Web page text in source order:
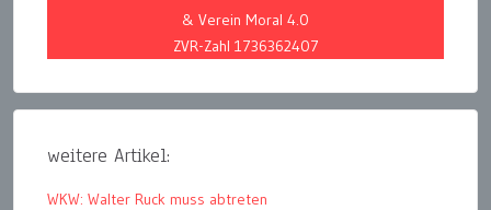
& Verein Moral 4.0
ZVR-Zahl 1736362407
weitere Artikel:
WKW: Walter Ruck muss abtreten